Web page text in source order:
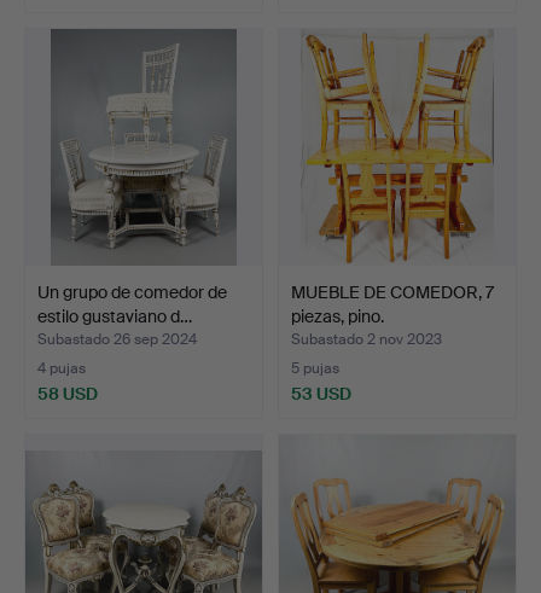
Un grupo de comedor de
estilo gustaviano d…
Subastado 26 sep 2024
4 pujas
58 USD
MUEBLE DE COMEDOR, 7
piezas, pino.
Subastado 2 nov 2023
5 pujas
53 USD